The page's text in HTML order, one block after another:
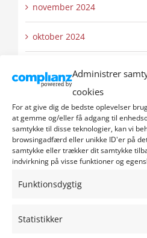
Administrer
cookies
For at give dig de bedste oplevelser
at gemme og/eller få adgang til
samtykke til disse teknologier, kan vi
browsingadfærd eller unikke ID'er på
samtykke eller trækker dit samtykke
indvirkning på visse funktioner og
Funktionsdygtig
Statistikker
november 2024
oktober 2024
august 2024
juli 2024
juni 2024
maj 2024
april 2024